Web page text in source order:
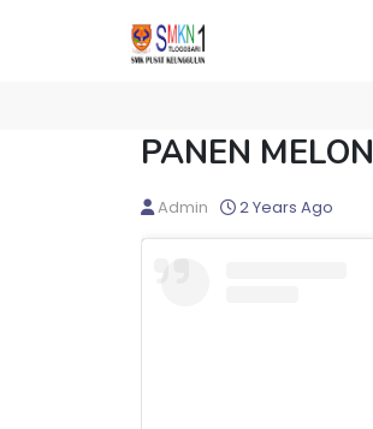
PANEN MELON
Admin 2 Years Ago